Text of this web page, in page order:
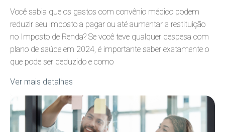
Você sabia que os gastos com convênio médico podem
reduzir seu imposto a pagar ou até aumentar a restituição
no Imposto de Renda? Se você teve qualquer despesa com
plano de saúde em 2024, é importante saber exatamente o
que pode ser deduzido e como
Ver mais detalhes